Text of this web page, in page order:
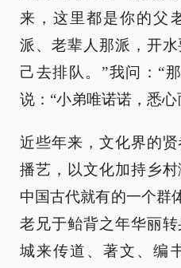
来，这里都是你的父
派、老辈人那派，开
己去排队。”我问：“
说：“小弟唯诺诺，悉
近些年来，文化界的
播艺，以文化加持乡
中国古代就有的一个群
老兄于鲐背之年华丽
城来传道、著文、编